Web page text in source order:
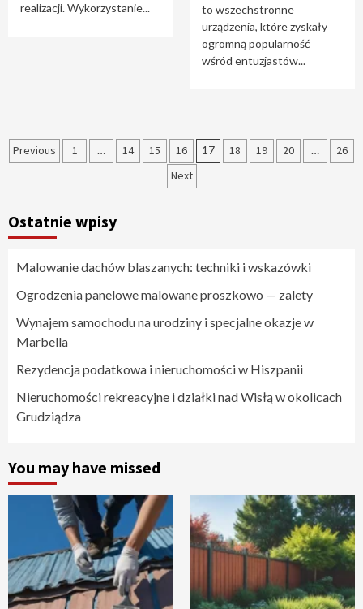
realizacji. Wykorzystanie...
to wszechstronne
urządzenia, które zyskały
ogromną popularność
wśród entuzjastów...
Stronicowanie
Previous 1 … 14 15 16 17 18 19 20 …
26
Next
Ostatnie wpisy
Malowanie dachów blaszanych: techniki i wskazówki
Ogrodzenia panelowe malowane proszkowo — zalety
Wynajem samochodu na urodziny i specjalne okazje w
Marbella
Rezydencja podatkowa i nieruchomości w Hiszpanii
Nieruchomości rekreacyjne i działki nad Wisłą w okolicach
Grudziądza
You may have missed